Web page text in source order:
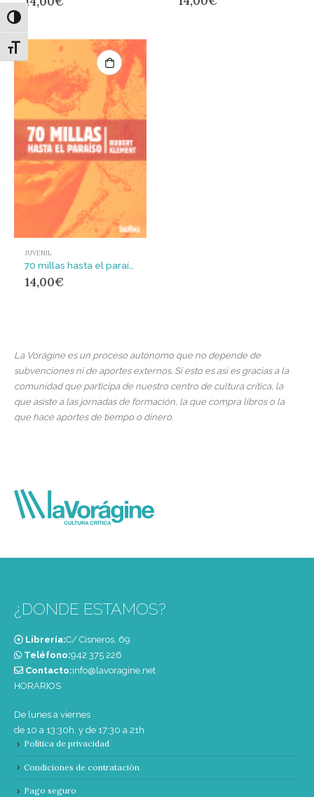
Alternar alto contraste
Alternar tamaño de letra
JUVENIL
14,00€
La Vorágine es un proceso autónomo que no depende de
subvenciones ni de aportes externos. Si esto es así es gracias a la
comunidad que participa de nuestro centro de cultura crítica, la
que asiste a las jornadas de formación, la que compra libros o la
que hace aportes de tiempo o dinero.
¿DONDE ESTAMOS?
Librería:C/ Cisneros, 69
Teléfono:‭942 375 226‬
Contacto:info@lavoragine.net
HORARIOS
De lunes a viernes
de 10 a 13:30h. y de 17:30 a 21h.
Política de privacidad
Condiciones de contratación
Pago seguro